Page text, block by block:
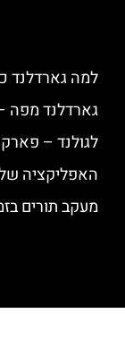
למה גארדלנד
גארדלנד מפה
לגולנד –
האפליקציה
מעקב תורים